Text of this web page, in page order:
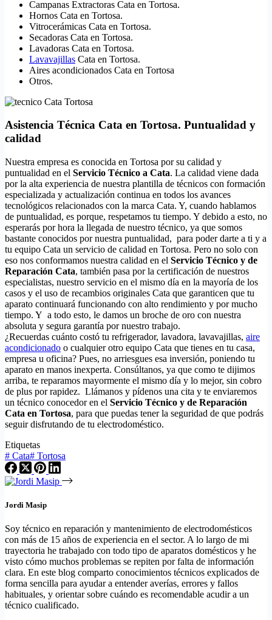
Campanas Extractoras Cata en Tortosa.
Hornos Cata en Tortosa.
Vitrocerámicas Cata en Tortosa.
Secadoras Cata en Tortosa.
Lavadoras Cata en Tortosa.
Lavavajillas Cata en Tortosa.
Aires acondicionados Cata en Tortosa
Otros.
Asistencia Técnica Cata en Tortosa. Puntualidad y
calidad
Nuestra empresa es conocida en Tortosa por su calidad y
puntualidad en el Servicio Técnico a Cata. La calidad viene dada
por la alta experiencia de nuestra plantilla de técnicos con formación
especializada y actualización continua en todos los avances
tecnológicos relacionados con la marca Cata. Y, cuando hablamos
de puntualidad, es porque, respetamos tu tiempo. Y debido a esto, no
esperarás por hora la llegada de nuestro técnico, ya que somos
bastante conocidos por nuestra puntualidad, para poder darte a ti y a
tu equipo Cata un servicio de calidad en Tortosa. Pero no solo con
eso nos conformamos nuestra calidad en el Servicio Técnico y de
Reparación Cata, también pasa por la certificación de nuestros
especialistas, nuestro servicio en el mismo día en la mayoría de los
casos y el uso de recambios originales Cata que garanticen que tu
aparato continuará funcionando con alto rendimiento y por mucho
tiempo. Y a todo esto, le damos un broche de oro con nuestra
absoluta y segura garantía por nuestro trabajo.
¿Recuerdas cuánto costó tu refrigerador, lavadora, lavavajillas, aire
acondicionado o cualquier otro equipo Cata que tienes en tu casa,
empresa u oficina? Pues, no arriesgues esa inversión, poniendo tu
aparato en manos inexperta. Consúltanos, ya que como te dijimos
arriba, te reparamos mayormente el mismo día y lo mejor, sin cobro
de plus por rapidez. Llámanos y pídenos una cita y te enviaremos
un técnico conocedor en el Servicio Técnico y de Reparación
Cata en Tortosa, para que puedas tener la seguridad de que podrás
seguir disfrutando de tu electrodoméstico.
Etiquetas
# Cata# Tortosa
Jordi Masip
Soy técnico en reparación y mantenimiento de electrodomésticos
con más de 15 años de experiencia en el sector. A lo largo de mi
trayectoria he trabajado con todo tipo de aparatos domésticos y he
visto cómo muchos problemas se repiten por falta de información
clara. En este blog comparto conocimientos técnicos explicados de
forma sencilla para ayudar a entender averías, errores y fallos
habituales, y orientar sobre cuándo es recomendable acudir a un
técnico cualificado.